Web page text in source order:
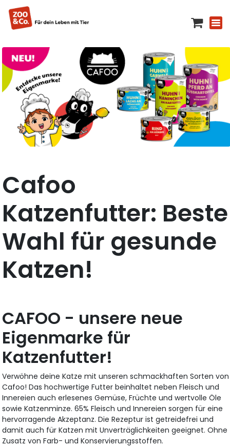
Cafoo
Katzenfutter: Beste
Wahl für gesunde
Katzen!
CAFOO - unsere neue
Eigenmarke für
Katzenfutter!
Verwöhne deine Katze mit unseren schmackhaften Sorten von
Cafoo! Das hochwertige Futter beinhaltet neben Fleisch und
Innereien auch erlesenes Gemüse, Früchte und wertvolle Öle
sowie Katzenminze. 65% Fleisch und Innereien sorgen für eine
hervorragende Akzeptanz. Die Rezeptur ist getreidefrei und
damit auch für Katzen mit Unverträglichkeiten geeignet. Ohne
Zusatz von Farb- und Konservierungsstoffen.